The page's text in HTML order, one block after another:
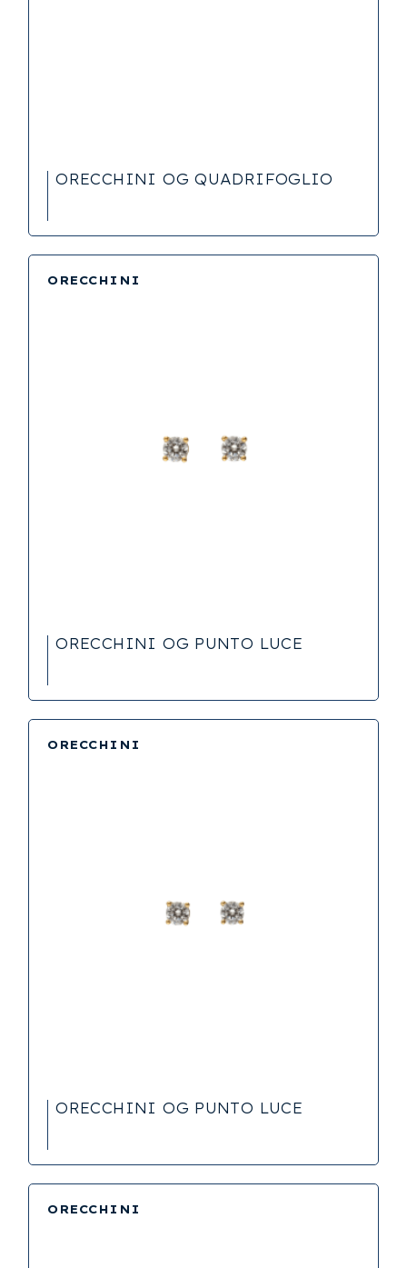
ORECCHINI OG QUADRIFOGLIO
ORECCHINI
ORECCHINI OG PUNTO LUCE
ORECCHINI
ORECCHINI OG PUNTO LUCE
ORECCHINI